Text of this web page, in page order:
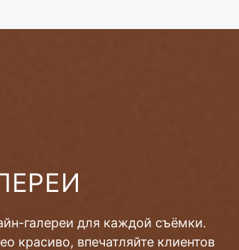
галереи для каждой съёмки.
красиво, впечатляйте клиентов